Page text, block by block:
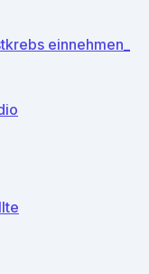
einnehmen_